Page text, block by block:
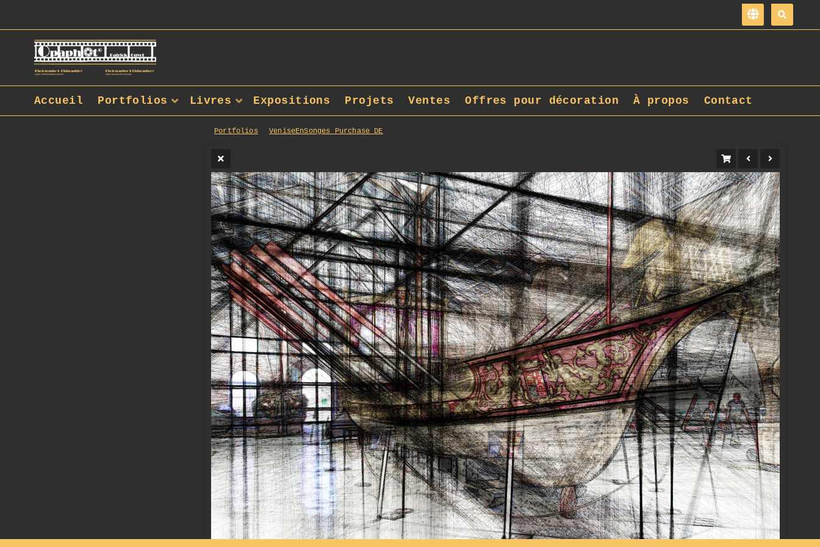
Portfolios VeniseEnSonges_Purchase_DE
Accueil Portfolios Livres Expositions Projets Ventes Offres pour décoration À propos Contact